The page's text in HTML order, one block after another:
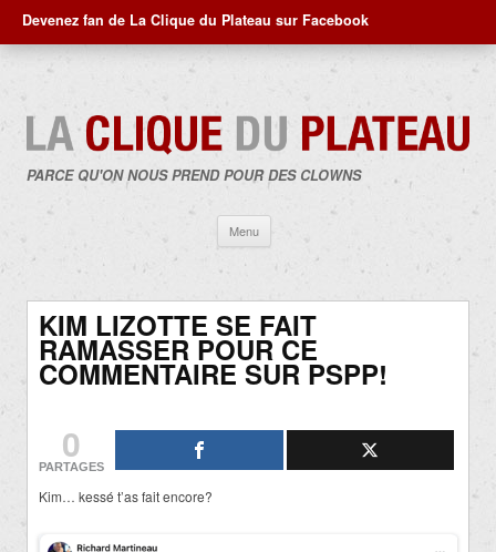
Devenez fan de La Clique du Plateau sur Facebook
PARCE QU'ON NOUS PREND POUR DES CLOWNS
Menu
contenu
KIM LIZOTTE SE FAIT
RAMASSER POUR CE
COMMENTAIRE SUR PSPP!
0
PARTAGES
Kim… kessé t’as fait encore?